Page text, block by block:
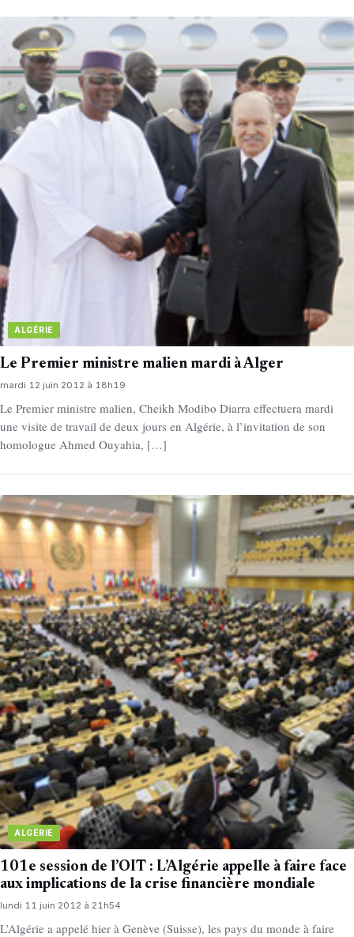
ALGÉRIE
Le Premier ministre malien mardi à Alger
mardi 12 juin 2012 à 18h19
Le Premier ministre malien, Cheikh Modibo Diarra effectuera mardi
une visite de travail de deux jours en Algérie, à l’invitation de son
homologue Ahmed Ouyahia, […]
ALGÉRIE
101e session de l’OIT : L’Algérie appelle à faire face
aux implications de la crise financière mondiale
lundi 11 juin 2012 à 21h54
L’Algérie a appelé hier à Genève (Suisse), les pays du monde à faire